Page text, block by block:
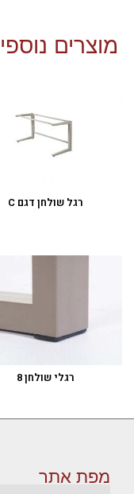
מוצרים
רגל שולחן דגם C
רגלי שולחן 8
מפת אתר